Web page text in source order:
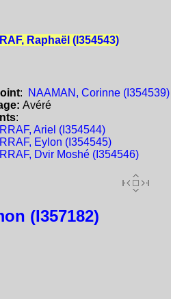
Raphaël (I354543)
:
NAAMAN, Corinne (I354539)
Avéré
:
Ariel (I354544)
Eylon (I354545)
Dvir Moshé (I354546)
(I357182)